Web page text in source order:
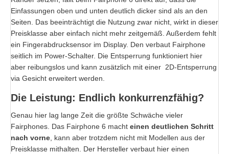
Einfassungen oben und unten deutlich dicker sind als an den
Seiten. Das beeinträchtigt die Nutzung zwar nicht, wirkt in dieser
Preisklasse aber einfach nicht mehr zeitgemäß. Außerdem fehlt
ein Fingerabdrucksensor im Display. Den verbaut Fairphone
seitlich im Power-Schalter. Die Entsperrung funktioniert hier
aber reibungslos und kann zusätzlich mit einer 2D-Entsperrung
via Gesicht erweitert werden.
Die Leistung: Endlich konkurrenzfähig?
Genau hier lag lange Zeit die größte Schwäche vieler
Fairphones. Das Fairphone 6 macht einen deutlichen Schritt
nach vorne , kann aber trotzdem nicht mit Modellen aus der
Preisklasse mithalten. Der Hersteller verbaut hier einen